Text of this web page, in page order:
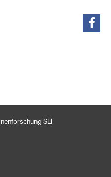
SLF